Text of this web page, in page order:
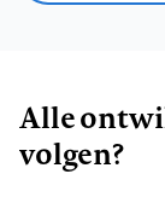
Alle
volgen?